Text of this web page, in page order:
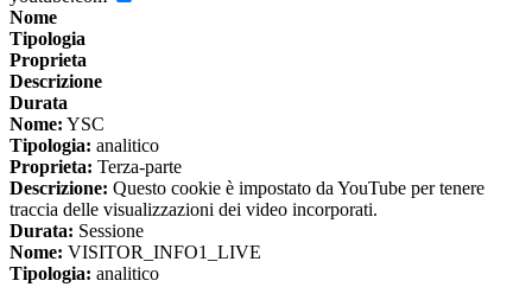
Nome
Tipologia
Proprieta
Descrizione
Durata
Nome: YSC
Tipologia: analitico
Proprieta: Terza-parte
Descrizione: Questo cookie è impostato da YouTube per tenere
traccia delle visualizzazioni dei video incorporati.
Durata: Sessione
Nome: VISITOR_INFO1_LIVE
Tipologia: analitico